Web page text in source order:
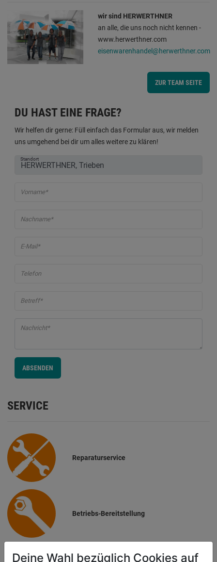
wir sind HERWERTHNER
an alle, die uns noch nicht kennen -
www.herwerthner.com
eisenwarenhandel@herwerthner.com
ZUR TEAM SEITE
DU HAST EINE FRAGE?
Wir helfen dir gerne: Füll einfach das Formular aus, wir melden
uns umgehend bei dir um alles weitere zu klären!
Standort
Vorname*
Nachname*
E-Mail*
Telefon
Betreff*
Nachricht*
ABSENDEN
SERVICE
Reparaturservice
Betriebs-Bereitstellung
Deine Wahl bezüglich Cookies auf